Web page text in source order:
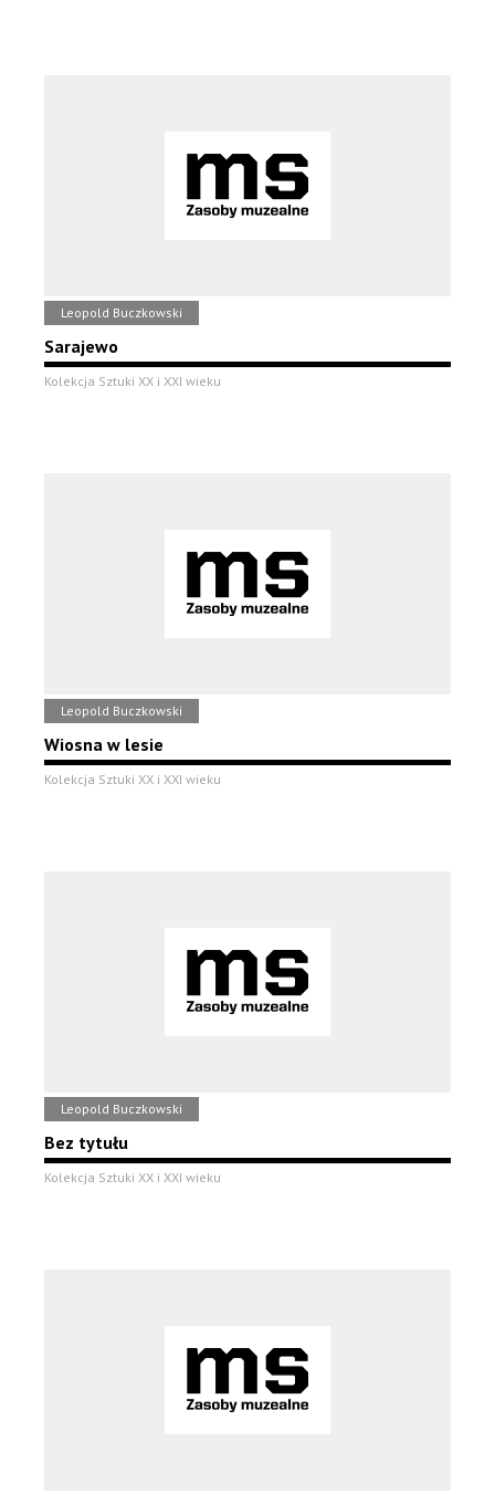
Leopold Buczkowski
Sarajewo
Kolekcja Sztuki XX i XXI wieku
Leopold Buczkowski
Wiosna w lesie
Kolekcja Sztuki XX i XXI wieku
Leopold Buczkowski
Bez tytułu
Kolekcja Sztuki XX i XXI wieku